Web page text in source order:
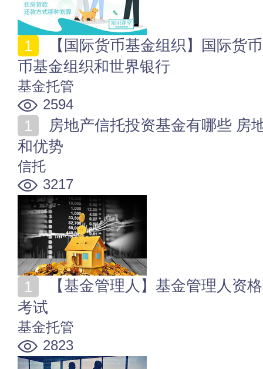
币基金组织和世界银行
基金托管
2594
和优势
信托
3217
考试
基金托管
2823